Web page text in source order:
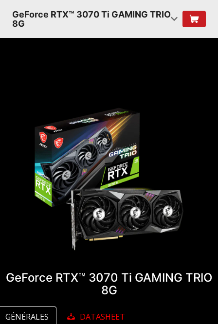
GeForce RTX™ 3070 Ti GAMING TRIO
8G
GeForce RTX™ 3070 Ti GAMING TRIO
8G
GÉNÉRALES DATASHEET